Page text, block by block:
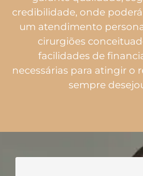
credibilidade, onde
um atendimento
cirurgiões
facilidades de
necessárias para atingir o
sempre